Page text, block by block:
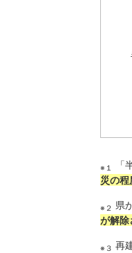
※１
「
災の
※２ 県
が解除
※３ 再